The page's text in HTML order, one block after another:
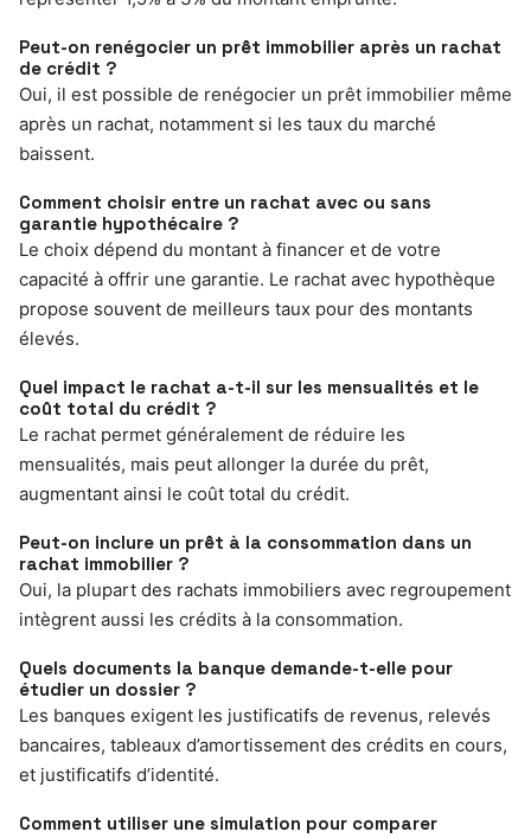
Peut-on renégocier un prêt immobilier après un rachat
de crédit ?
Oui, il est possible de renégocier un prêt immobilier même
après un rachat, notamment si les taux du marché
baissent.
Comment choisir entre un rachat avec ou sans
garantie hypothécaire ?
Le choix dépend du montant à financer et de votre
capacité à offrir une garantie. Le rachat avec hypothèque
propose souvent de meilleurs taux pour des montants
élevés.
Quel impact le rachat a-t-il sur les mensualités et le
coût total du crédit ?
Le rachat permet généralement de réduire les
mensualités, mais peut allonger la durée du prêt,
augmentant ainsi le coût total du crédit.
Peut-on inclure un prêt à la consommation dans un
rachat immobilier ?
Oui, la plupart des rachats immobiliers avec regroupement
intègrent aussi les crédits à la consommation.
Quels documents la banque demande-t-elle pour
étudier un dossier ?
Les banques exigent les justificatifs de revenus, relevés
bancaires, tableaux d’amortissement des crédits en cours,
et justificatifs d’identité.
Comment utiliser une simulation pour comparer